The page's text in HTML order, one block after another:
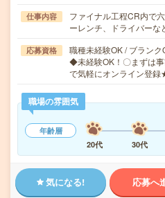
仕事内容
ファイナル工程CR内で
ーレンチ、ドライバー
応募資格
職種未経験OK / ブラン
◆未経験OK！〇まずは
で気軽にオンライン登
職場の雰囲気
年齢層
20代
30代
気になる! 応募へ